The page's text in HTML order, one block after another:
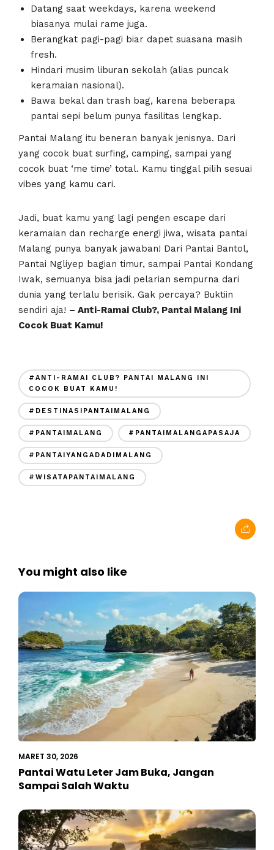
Datang saat weekdays, karena weekend
biasanya mulai rame juga.
Berangkat pagi-pagi biar dapet suasana masih
fresh.
Hindari musim liburan sekolah (alias puncak
keramaian nasional).
Bawa bekal dan trash bag, karena beberapa
pantai sepi belum punya fasilitas lengkap.
Pantai Malang itu beneran banyak jenisnya. Dari
yang cocok buat surfing, camping, sampai yang
cocok buat ‘me time’ total. Kamu tinggal pilih sesuai
vibes yang kamu cari.
Jadi, buat kamu yang lagi pengen escape dari
keramaian dan recharge energi jiwa, wisata pantai
Malang punya banyak jawaban! Dari Pantai Bantol,
Pantai Ngliyep bagian timur, sampai Pantai Kondang
Iwak, semuanya bisa jadi pelarian sempurna dari
dunia yang terlalu berisik. Gak percaya? Buktiin
sendiri aja! – Anti-Ramai Club?, Pantai Malang Ini
Cocok Buat Kamu!
#ANTI-RAMAI CLUB? PANTAI MALANG INI
COCOK BUAT KAMU!
#DESTINASIPANTAIMALANG
#PANTAIMALANG #PANTAIMALANGAPASAJA
#PANTAIYANGADADIMALANG
#WISATAPANTAIMALANG
You might also like
MARET 30, 2026
Pantai Watu Leter Jam Buka, Jangan
Sampai Salah Waktu